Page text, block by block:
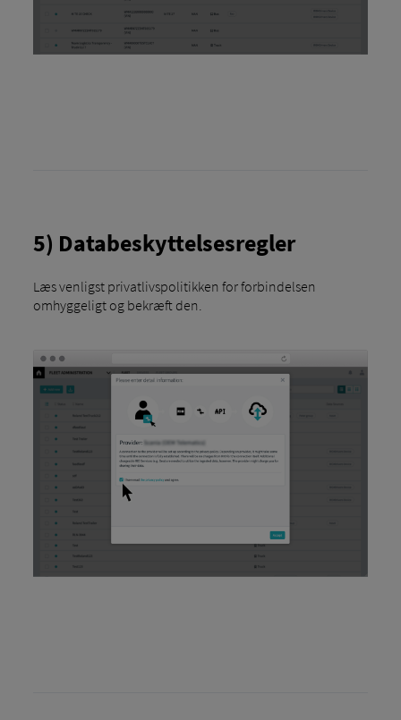
5) Databeskyttelsesregler
Læs venligst privatlivspolitikken for forbindelsen
omhyggeligt og bekræft den.